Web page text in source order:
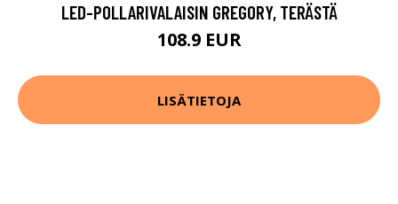
LED-POLLARIVALAISIN GREGORY, TERÄSTÄ
108.9 EUR
LISÄTIETOJA